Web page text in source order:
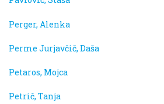
Perger, Alenka
Perme Jurjavčič, Daša
Petaros, Mojca
Petrič, Tanja